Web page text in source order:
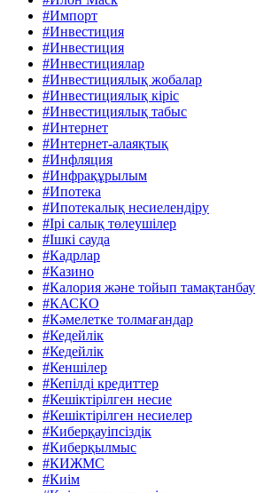
#Импорт
#Инвестиция
#Инвестиция
#Инвестициялар
#Инвестициялық жобалар
#Инвестициялық кіріс
#Инвестициялық табыс
#Интернет
#Интернет-алаяқтық
#Инфляция
#Инфрақұрылым
#Ипотека
#Ипотекалық несиелендіру
#Ірі салық төлеушілер
#Ішкі сауда
#Кадрлар
#Казино
#Калория және тойып тамақтанбау
#КАСКО
#Кәмелетке толмағандар
#Кедейлік
#Кедейлік
#Кеншілер
#Кепілді кредиттер
#Кешіктірілген несие
#Кешіктірілген несиелер
#Киберқауіпсіздік
#Киберқылмыс
#КИЖМС
#Киім